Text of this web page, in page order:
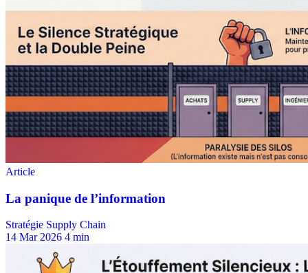
Stratégie Supply Chain
14 Mar 2026 4 min